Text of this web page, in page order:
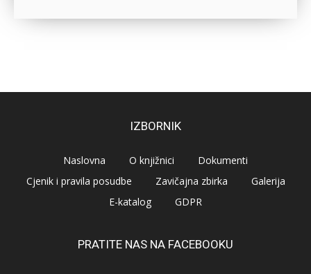
IZBORNIK
Naslovna O knjižnici
Dokumenti
Cjenik i pravila posudbe
Zavičajna zbirka
Galerija
E-katalog
GDPR
PRATITE NAS NA FACEBOOKU